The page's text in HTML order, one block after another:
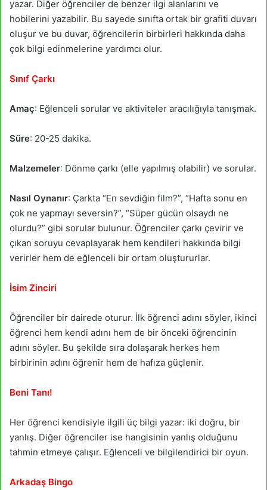
yazar. Diğer öğrenciler de benzer ilgi alanlarını ve
hobilerini yazabilir. Bu sayede sınıfta ortak bir grafiti duvarı
oluşur ve bu duvar, öğrencilerin birbirleri hakkında daha
çok bilgi edinmelerine yardımcı olur.
Sınıf Çarkı
Amaç: Eğlenceli sorular ve aktiviteler aracılığıyla tanışmak.
Süre: 20-25 dakika.
Malzemeler: Dönme çarkı (elle yapılmış olabilir) ve sorular.
Nasıl Oynanır: Çarkta “En sevdiğin film?”, “Hafta sonu en
çok ne yapmayı seversin?”, “Süper gücün olsaydı ne
olurdu?” gibi sorular bulunur. Öğrenciler çarkı çevirir ve
çıkan soruyu cevaplayarak hem kendileri hakkında bilgi
verirler hem de eğlenceli bir ortam oluştururlar.
İsim Zinciri
Öğrenciler bir dairede oturur. İlk öğrenci adını söyler, ikinci
öğrenci hem kendi adını hem de bir önceki öğrencinin
adını söyler. Bu şekilde sıra dolaşarak herkes hem
birbirinin adını öğrenir hem de hafıza güçlenir.
Beni Tanı!
Her öğrenci kendisiyle ilgili üç bilgi yazar: iki doğru, bir
yanlış. Diğer öğrenciler ise hangisinin yanlış olduğunu
tahmin etmeye çalışır. Eğlenceli ve bilgilendirici bir oyun.
Arkadaş Bingo